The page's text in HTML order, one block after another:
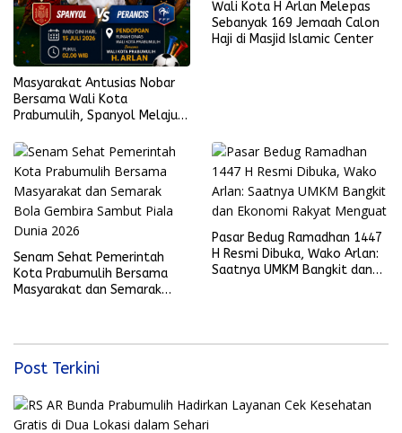
Masyarakat Antusias Nobar
Bersama Wali Kota
Prabumulih, Spanyol Melaju
Wali Kota H Arlan Melepas
Sebanyak 169 Jemaah Calon
Haji di Masjid Islamic Center
Senam Sehat Pemerintah
Kota Prabumulih Bersama
Masyarakat dan Semarak
Pasar Bedug Ramadhan 1447
H Resmi Dibuka, Wako Arlan:
Saatnya UMKM Bangkit dan
Post Terkini